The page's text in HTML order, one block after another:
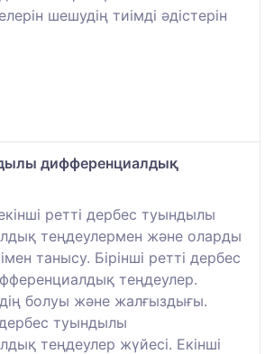
шешудің тиімді әдістерін
дифференциалдық
ретті дербес туындылы
теңдеулермен және оларды
танысу. Бірінші ретті дербес
теңдеулер.
болуы және жалғыздығы.
дербес туындылы
теңдеулер жүйесі. Екінші